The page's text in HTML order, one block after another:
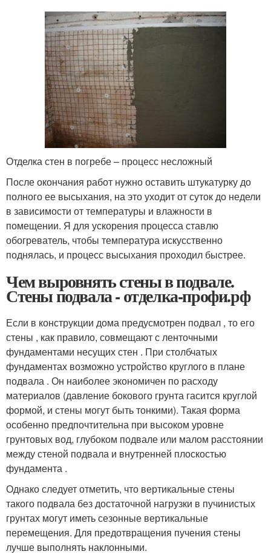
Отделка стен в погребе – процесс несложный
После окончания работ нужно оставить штукатурку до
полного ее высыхания, на это уходит от суток до недели
в зависимости от температуры и влажности в
помещении. Я для ускорения процесса ставлю
обогреватель, чтобы температура искусственно
поднялась, и процесс высыхания проходил быстрее.
Чем выровнять стены в подвале.
Стены подвала - отделка-профи.рф
Если в конструкции дома предусмотрен подвал , то его
стены , как правило, совмещают с ленточными
фундаментами несущих стен . При столбчатых
фундаментах возможно устройство круглого в плане
подвала . Он наиболее экономичен по расходу
материалов (давление бокового грунта гасится круглой
формой, и стены могут быть тонкими). Такая форма
особенно предпочтительна при высоком уровне
грунтовых вод, глубоком подвале или малом расстоянии
между стеной подвала и внутренней плоскостью
фундамента .
Однако следует отметить, что вертикальные стены
такого подвала без достаточной нагрузки в пучинистых
грунтах могут иметь сезонные вертикальные
перемещения. Для предотвращения пучения стены
лучше выполнять наклонными.